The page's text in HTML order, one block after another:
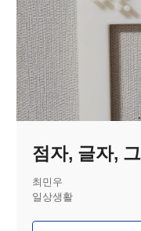
점자, 글자,
최민우
일상생활